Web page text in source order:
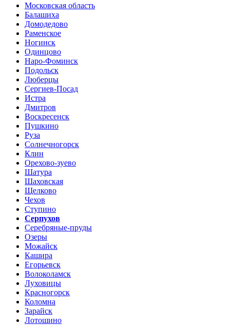
Московская область
Балашиха
Домодедово
Раменское
Ногинск
Одинцово
Наро-Фоминск
Подольск
Люберцы
Сергиев-Посад
Истра
Дмитров
Воскресенск
Пушкино
Руза
Солнечногорск
Клин
Орехово-зуево
Шатура
Шаховская
Щелково
Чехов
Ступино
Серпухов
Серебряные-пруды
Озеры
Можайск
Кашира
Егорьевск
Волоколамск
Луховицы
Красногорск
Коломна
Зарайск
Лотошино